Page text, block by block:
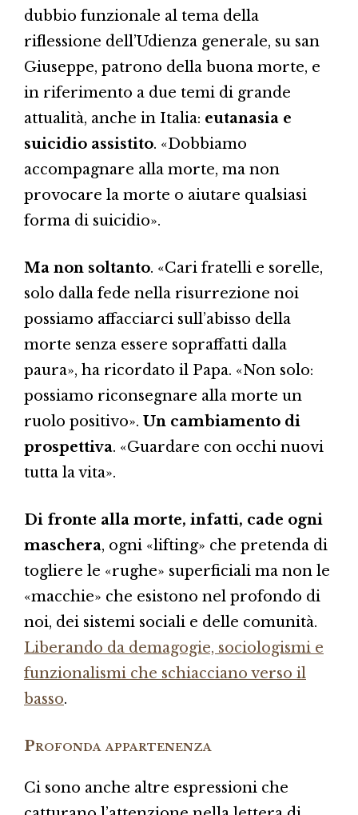
dubbio funzionale al tema della
riflessione dell’Udienza generale, su san
Giuseppe, patrono della buona morte, e
in riferimento a due temi di grande
attualità, anche in Italia: eutanasia e
suicidio assistito. «Dobbiamo
accompagnare alla morte, ma non
provocare la morte o aiutare qualsiasi
forma di suicidio».
Ma non soltanto. «Cari fratelli e sorelle,
solo dalla fede nella risurrezione noi
possiamo affacciarci sull’abisso della
morte senza essere sopraffatti dalla
paura», ha ricordato il Papa. «Non solo:
possiamo riconsegnare alla morte un
ruolo positivo». Un cambiamento di
prospettiva. «Guardare con occhi nuovi
tutta la vita».
Di fronte alla morte, infatti, cade ogni
maschera, ogni «lifting» che pretenda di
togliere le «rughe» superficiali ma non le
«macchie» che esistono nel profondo di
noi, dei sistemi sociali e delle comunità.
Liberando da demagogie, sociologismi e
funzionalismi che schiacciano verso il
basso.
Profonda appartenenza
Ci sono anche altre espressioni che